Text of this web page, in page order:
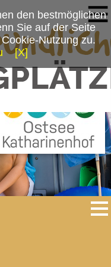
den bestmöglichen
Sie auf der Seite
Nutzung zu.
[X]